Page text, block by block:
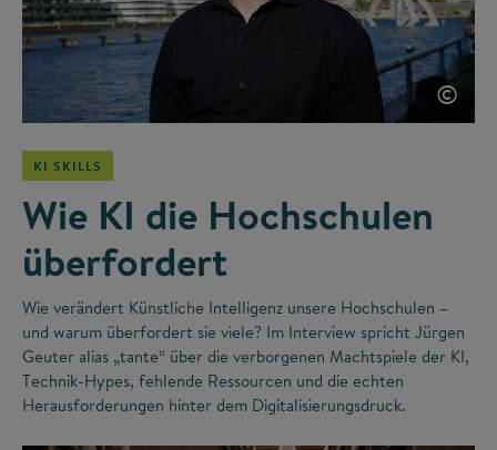
©
KI SKILLS
Wie KI die Hochschulen
überfordert
Wie verändert Künstliche Intelligenz unsere Hochschulen –
und warum überfordert sie viele? Im Interview spricht Jürgen
Geuter alias „tante“ über die verborgenen Machtspiele der KI,
Technik-Hypes, fehlende Ressourcen und die echten
Herausforderungen hinter dem Digitalisierungsdruck.